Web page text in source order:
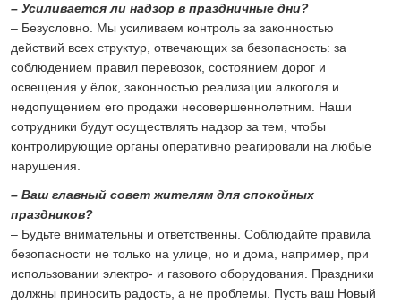
– Усиливается ли надзор в праздничные дни?
– Безусловно. Мы усиливаем контроль за законностью
действий всех структур, отвечающих за безопасность: за
соблюдением правил перевозок, состоянием дорог и
освещения у ёлок, законностью реализации алкоголя и
недопущением его продажи несовершеннолетним. Наши
сотрудники будут осуществлять надзор за тем, чтобы
контролирующие органы оперативно реагировали на любые
нарушения.
– Ваш главный совет жителям для спокойных
праздников?
– Будьте внимательны и ответственны. Соблюдайте правила
безопасности не только на улице, но и дома, например, при
использовании электро- и газового оборудования. Праздники
должны приносить радость, а не проблемы. Пусть ваш Новый